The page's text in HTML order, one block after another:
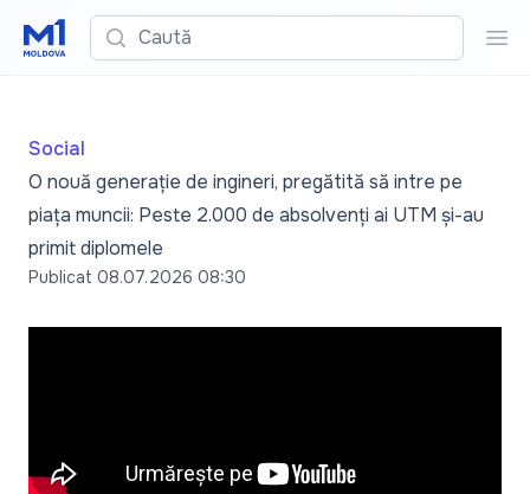
Caută
Social
O nouă generație de ingineri, pregătită să intre pe
piața muncii: Peste 2.000 de absolvenți ai UTM și-au
primit diplomele
Publicat 08.07.2026 08:30